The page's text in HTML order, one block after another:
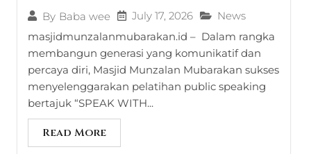
By Baba wee July 17, 2026
News
masjidmunzalanmubarakan.id – Dalam rangka
membangun generasi yang komunikatif dan
percaya diri, Masjid Munzalan Mubarakan sukses
menyelenggarakan pelatihan public speaking
bertajuk “SPEAK WITH...
Read More